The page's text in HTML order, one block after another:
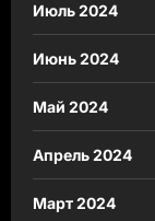
Июль 2024
Июнь 2024
Май 2024
Апрель 2024
Март 2024